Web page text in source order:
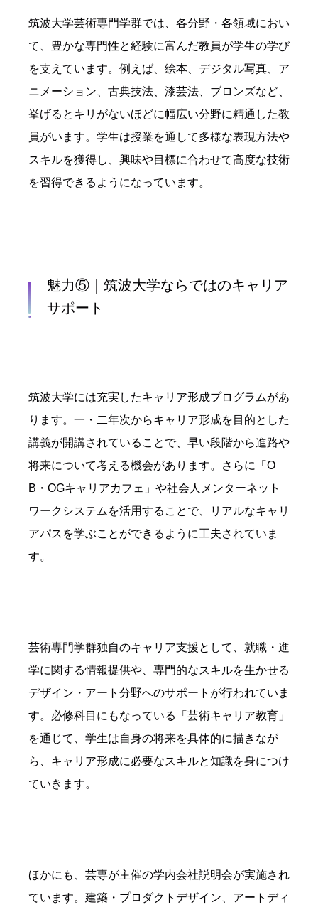
筑波大学芸術専門学群では、各分野・各領域におい
て、豊かな専門性と経験に富んだ教員が学生の学び
を支えています。例えば、絵本、デジタル写真、ア
ニメーション、古典技法、漆芸法、ブロンズなど、
挙げるとキリがないほどに幅広い分野に精通した教
員がいます。学生は授業を通して多様な表現方法や
スキルを獲得し、興味や目標に合わせて高度な技術
を習得できるようになっています。
魅力⑤｜筑波大学ならではのキャリア
サポート
筑波大学には充実したキャリア形成プログラムがあ
ります。一・二年次からキャリア形成を目的とした
講義が開講されていることで、早い段階から進路や
将来について考える機会があります。さらに「O
B・OGキャリアカフェ」や社会人メンターネット
ワークシステムを活用することで、リアルなキャリ
アパスを学ぶことができるように工夫されていま
す。
芸術専門学群独自のキャリア支援として、就職・進
学に関する情報提供や、専門的なスキルを生かせる
デザイン・アート分野へのサポートが行われていま
す。必修科目にもなっている「芸術キャリア教育」
を通じて、学生は自身の将来を具体的に描きなが
ら、キャリア形成に必要なスキルと知識を身につけ
ていきます。
ほかにも、芸専が主催の学内会社説明会が実施され
ています。建築・プロダクトデザイン、アートディ